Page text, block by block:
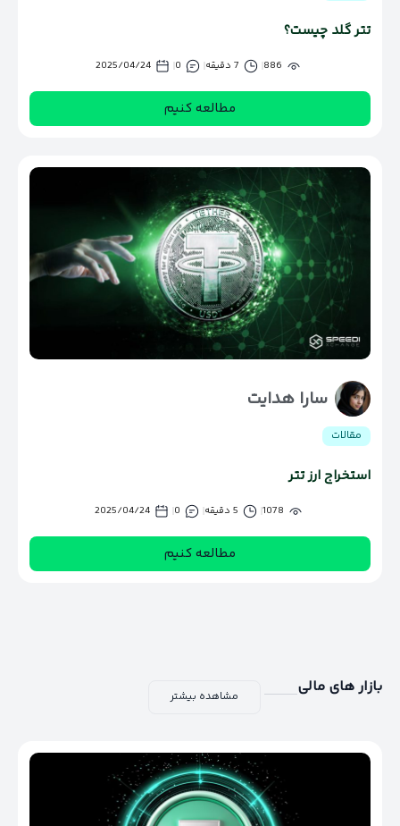
تتر گلد چیست؟
886 7 دقیقه 0
2025/04/24
مطالعه کنیم
سارا هدایت
مقالات
استخراج ارز تتر
1078 5 دقیقه 0
2025/04/24
مطالعه کنیم
بازار های مالی مشاهده بیشتر